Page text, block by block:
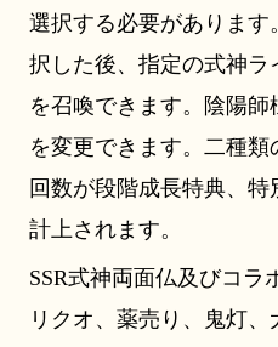
選択する必要があります
択した後、指定の式神
を召喚できます。陰陽
を変更できます。二種
回数が段階成長特典、
計上されます。
SSR式神両面仏及びコラ
リクオ、薬売り、鬼灯、